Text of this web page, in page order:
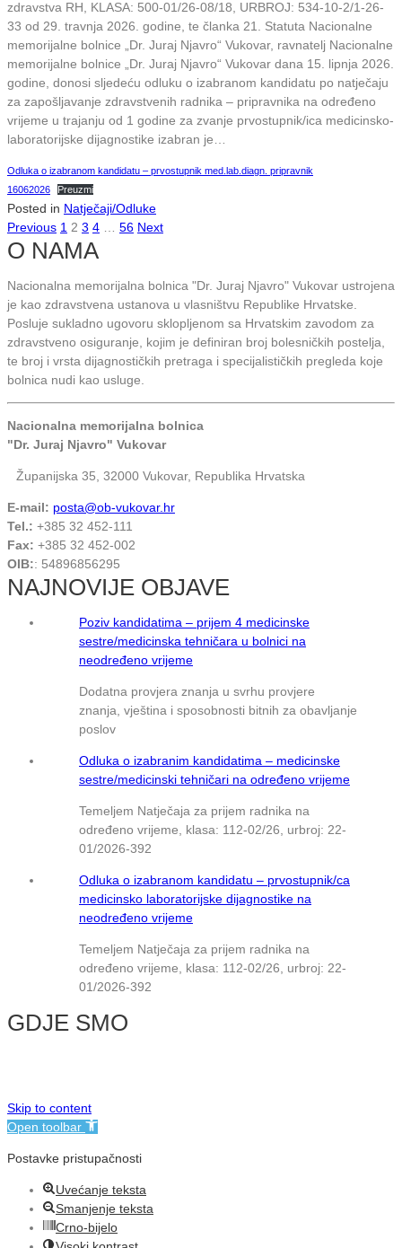
zdravstva RH, KLASA: 500-01/26-08/18, URBROJ: 534-10-2/1-26-
33 od 29. travnja 2026. godine, te članka 21. Statuta Nacionalne
memorijalne bolnice „Dr. Juraj Njavro“ Vukovar, ravnatelj Nacionalne
memorijalne bolnice „Dr. Juraj Njavro“ Vukovar dana 15. lipnja 2026.
godine, donosi sljedeću odluku o izabranom kandidatu po natječaju
za zapošljavanje zdravstvenih radnika – pripravnika na određeno
vrijeme u trajanju od 1 godine za zvanje prvostupnik/ica medicinsko-
laboratorijske dijagnostike izabran je…
Odluka o izabranom kandidatu – prvostupnik med.lab.diagn. pripravnik
16062026
Preuzmi
Posted in Natječaji/Odluke
Previous 1 2 3 4 56 Next
O NAMA
Nacionalna memorijalna bolnica "Dr. Juraj Njavro" Vukovar ustrojena
je kao zdravstvena ustanova u vlasništvu Republike Hrvatske.
Posluje sukladno ugovoru sklopljenom sa Hrvatskim zavodom za
zdravstveno osiguranje, kojim je definiran broj bolesničkih postelja,
te broj i vrsta dijagnostičkih pretraga i specijalističkih pregleda koje
bolnica nudi kao usluge.
Nacionalna memorijalna bolnica
"Dr. Juraj Njavro" Vukovar
Županijska 35, 32000 Vukovar, Republika Hrvatska
E-mail: posta@ob-vukovar.hr
Tel.: +385 32 452-111
Fax: +385 32 452-002
OIB:: 54896856295
NAJNOVIJE OBJAVE
Poziv kandidatima – prijem 4 medicinske
sestre/medicinska tehničara u bolnici na
neodređeno vrijeme
Dodatna provjera znanja u svrhu provjere
znanja, vještina i sposobnosti bitnih za obavljanje
poslov
Odluka o izabranim kandidatima – medicinske
sestre/medicinski tehničari na određeno vrijeme
Temeljem Natječaja za prijem radnika na
određeno vrijeme, klasa: 112-02/26, urbroj: 22-
01/2026-392
Odluka o izabranom kandidatu – prvostupnik/ca
medicinsko laboratorijske dijagnostike na
neodređeno vrijeme
Temeljem Natječaja za prijem radnika na
određeno vrijeme, klasa: 112-02/26, urbroj: 22-
01/2026-392
GDJE SMO
Skip to content
Open toolbar
Postavke pristupačnosti
Uvećanje teksta
Smanjenje teksta
Crno-bijelo